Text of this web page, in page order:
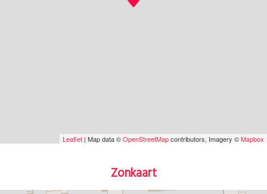
Leaflet | Map data ©OpenStreetMapcontributors, Imagery ©Mapbox
Zonkaart